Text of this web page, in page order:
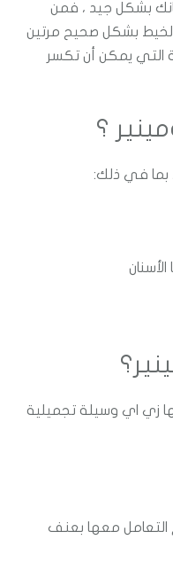
بشكل جيد ، فمن
بشكل صحيح مرتين
التي يمكن أن تكسر
؟
بما في ذلك:
زي اي وسيلة تجميلية
معها بعنف